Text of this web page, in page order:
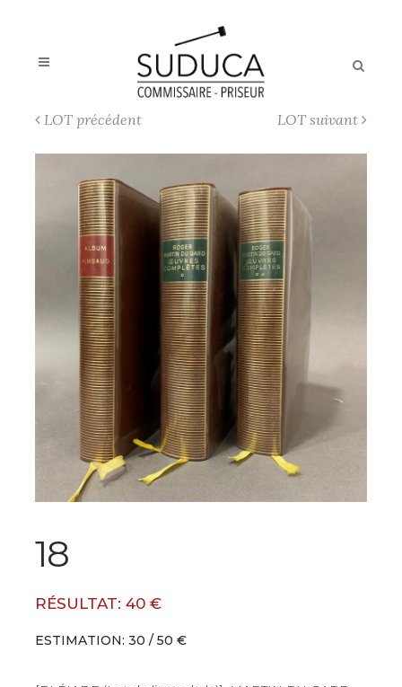
LOT précédent LOT suivant
18
RÉSULTAT: 40 €
ESTIMATION: 30 / 50 €